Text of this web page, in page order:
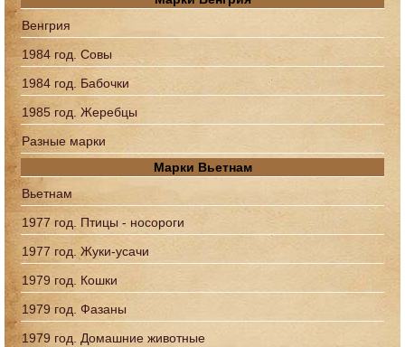
Венгрия
1984 год. Совы
1984 год. Бабочки
1985 год. Жеребцы
Разные марки
Марки Вьетнам
Вьетнам
1977 год. Птицы - носороги
1977 год. Жуки-усачи
1979 год. Кошки
1979 год. Фазаны
1979 год. Домашние животные